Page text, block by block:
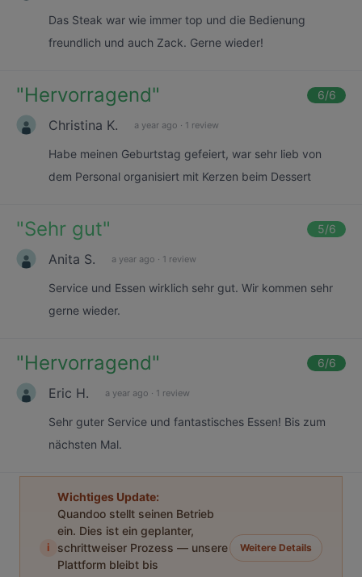
Das Steak war wie immer top und die Bedienung
freundlich und auch Zack. Gerne wieder!
"Hervorragend" 6/6
Christina K. a year ago · 1 review
Habe meinen Geburtstag gefeiert, war sehr lieb von
dem Personal organisiert mit Kerzen beim Dessert
"Sehr gut" 5/6
Anita S. a year ago · 1 review
Service und Essen wirklich sehr gut. Wir kommen sehr
gerne wieder.
"Hervorragend" 6/6
Eric H. a year ago · 1 review
Sehr guter Service und fantastisches Essen! Bis zum
nächsten Mal.
i
Wichtiges Update:
Quandoo stellt seinen Betrieb
ein. Dies ist ein geplanter,
schrittweiser Prozess — unsere
Plattform bleibt bis
Weitere Details